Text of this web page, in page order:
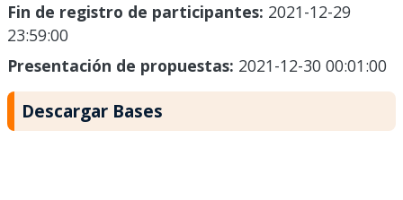
Fin de registro de participantes: 2021-12-29
23:59:00
Presentación de propuestas: 2021-12-30 00:01:00
Descargar Bases